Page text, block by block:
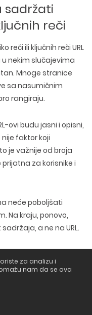
sadržati
reči
reči ili ključnih reči URL
u nekim slučajevima
Mnoge stranice
sa nasumičnim
rangiraju.
ovi budu jasni i opisni,
nije faktor koji
je važnije od broja
za korisnike i
neće poboljšati
Na kraju, ponovo,
a ne na URL.
u
za analizu i
nam da se ova